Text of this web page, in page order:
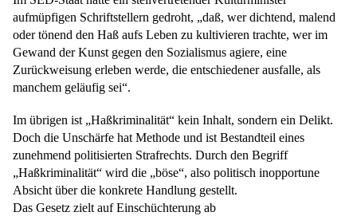
aufmüpfigen Schriftstellern gedroht, „daß, wer dichtend, malend
oder tönend den Haß aufs Leben zu kultivieren trachte, wer im
Gewand der Kunst gegen den Sozialismus agiere, eine
Zurückweisung erleben werde, die entschiedener ausfalle, als
manchem geläufig sei“.
Im übrigen ist „Haßkriminalität“ kein Inhalt, sondern ein Delikt.
Doch die Unschärfe hat Methode und ist Bestandteil eines
zunehmend politisierten Strafrechts. Durch den Begriff
„Haßkriminalität“ wird die „böse“, also politisch inopportune
Absicht über die konkrete Handlung gestellt.
Das Gesetz zielt auf Einschüchterung ab